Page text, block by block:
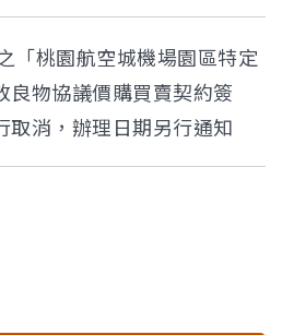
「桃園航空城機場園區特定
良物協議價購買賣契約簽
取消，辦理日期另行通知